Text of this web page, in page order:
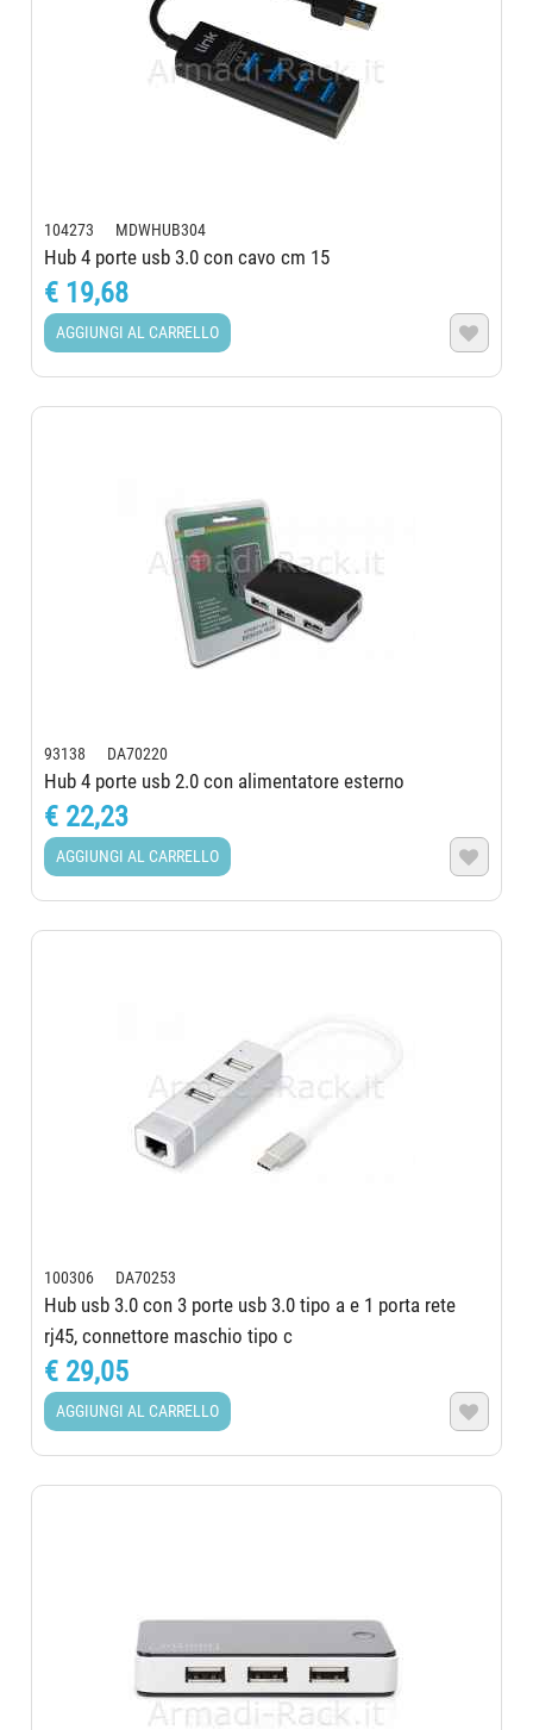
104273 MDWHUB304
Hub 4 porte usb 3.0 con cavo cm 15
€ 19,68
AGGIUNGI AL CARRELLO 
93138 DA70220
Hub 4 porte usb 2.0 con alimentatore esterno
€ 22,23
AGGIUNGI AL CARRELLO 
100306 DA70253
Hub usb 3.0 con 3 porte usb 3.0 tipo a e 1 porta rete
rj45, connettore maschio tipo c
€ 29,05
AGGIUNGI AL CARRELLO 